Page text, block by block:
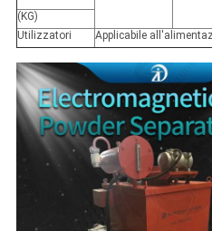
(KG)
Utilizzatori
Applicabile